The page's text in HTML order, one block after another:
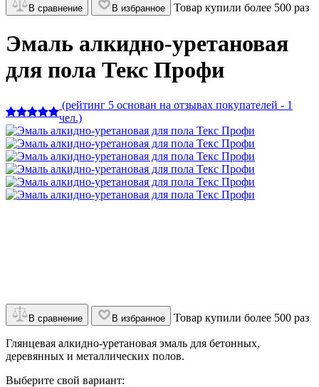
В сравнение В избранное Товар купили более 500 раз
Эмаль алкидно-уретановая
для пола Текс Профи
(рейтинг 5 основан на отзывах покупателей - 1
чел.)
В сравнение В избранное Товар купили более 500 раз
Глянцевая алкидно-уретановая эмаль для бетонных,
деревянных и металлических полов.
Выберите свой вариант: